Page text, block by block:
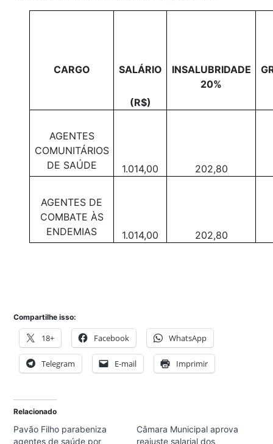
CARGO SALÁRIO
(R$)
INSALUBRIDADE
20%
AGENTES
COMUNITÁRIOS
DE SAÚDE
1.014,00 202,80
AGENTES DE
COMBATE ÀS
ENDEMIAS
1.014,00 202,80
Compartilhe isso:
18+ Facebook WhatsApp
Telegram E-mail Imprimir
Relacionado
Pavão Filho parabeniza
agentes de saúde por
Câmara Municipal aprova
reajuste salarial dos